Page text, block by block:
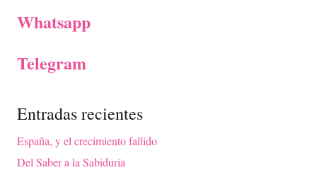
Whatsapp
Telegram
Entradas recientes
España, y el crecimiento fallido
Del Saber a la Sabiduría